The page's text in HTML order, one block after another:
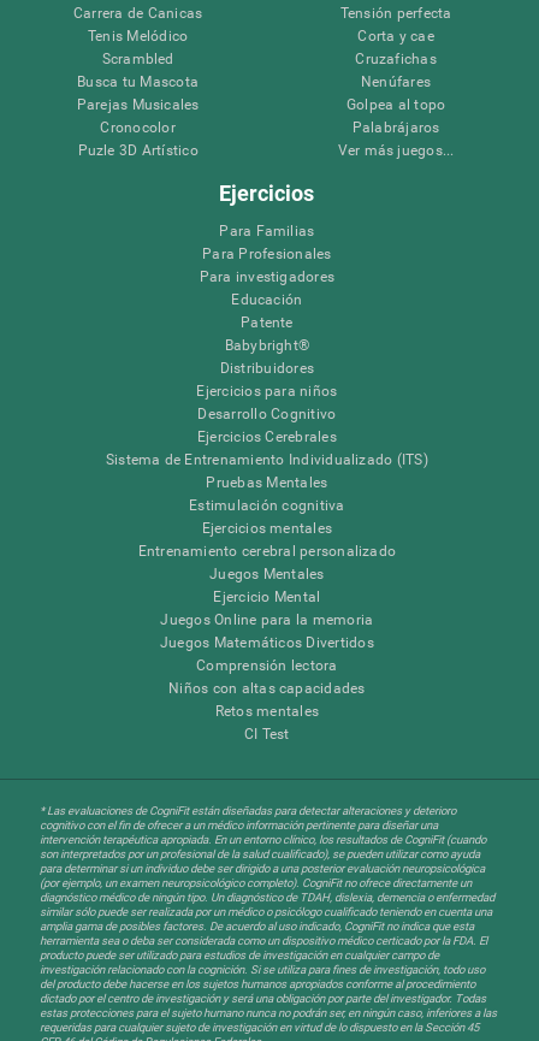
Carrera de Canicas
Tenis Melódico
Scrambled
Busca tu Mascota
Parejas Musicales
Cronocolor
Puzle 3D Artístico
Tensión perfecta
Corta y cae
Cruzafichas
Nenúfares
Golpea al topo
Palabrájaros
Ver más juegos...
Ejercicios
Para Familias
Para Profesionales
Para investigadores
Educación
Patente
Babybright®
Distribuidores
Ejercicios para niños
Desarrollo Cognitivo
Ejercicios Cerebrales
Sistema de Entrenamiento Individualizado (ITS)
Pruebas Mentales
Estimulación cognitiva
Ejercicios mentales
Entrenamiento cerebral personalizado
Juegos Mentales
Ejercicio Mental
Juegos Online para la memoria
Juegos Matemáticos Divertidos
Comprensión lectora
Niños con altas capacidades
Retos mentales
CI Test
* Las evaluaciones de CogniFit están diseñadas para detectar alteraciones y deterioro
cognitivo con el fin de ofrecer a un médico información pertinente para diseñar una
intervención terapéutica apropiada. En un entorno clínico, los resultados de CogniFit (cuando
son interpretados por un profesional de la salud cualificado), se pueden utilizar como ayuda
para determinar si un individuo debe ser dirigido a una posterior evaluación neuropsicológica
(por ejemplo, un examen neuropsicológico completo). CogniFit no ofrece directamente un
diagnóstico médico de ningún tipo. Un diagnóstico de TDAH, dislexia, demencia o enfermedad
similar sólo puede ser realizada por un médico o psicólogo cualificado teniendo en cuenta una
amplia gama de posibles factores. De acuerdo al uso indicado, CogniFit no indica que esta
herramienta sea o deba ser considerada como un dispositivo médico certicado por la FDA. El
producto puede ser utilizado para estudios de investigación en cualquier campo de
investigación relacionado con la cognición. Si se utiliza para fines de investigación, todo uso
del producto debe hacerse en los sujetos humanos apropiados conforme al procedimiento
dictado por el centro de investigación y será una obligación por parte del investigador. Todas
estas protecciones para el sujeto humano nunca no podrán ser, en ningún caso, inferiores a las
requeridas para cualquier sujeto de investigación en virtud de lo dispuesto en la Sección 45